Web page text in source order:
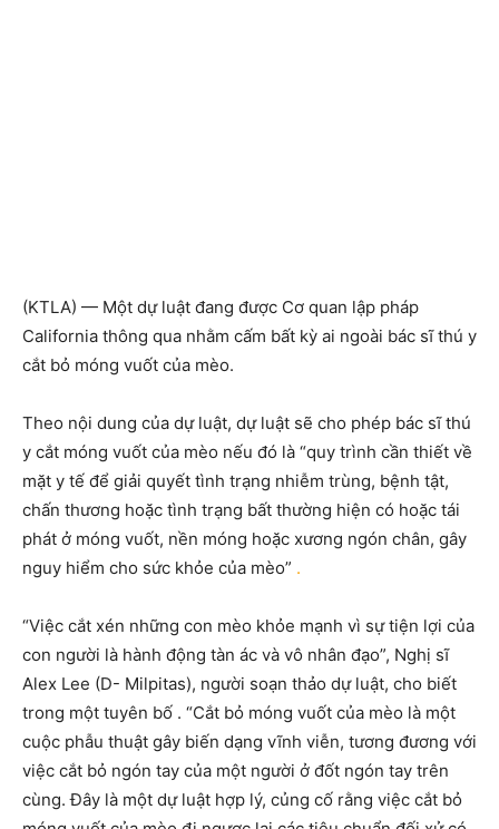
(KTLA) — Một dự luật đang được Cơ quan lập pháp
California thông qua nhằm cấm bất kỳ ai ngoài bác sĩ thú y
cắt bỏ móng vuốt của mèo.
Theo nội dung của dự luật, dự luật sẽ cho phép bác sĩ thú
y cắt móng vuốt của mèo nếu đó là “quy trình cần thiết về
mặt y tế để giải quyết tình trạng nhiễm trùng, bệnh tật,
chấn thương hoặc tình trạng bất thường hiện có hoặc tái
phát ở móng vuốt, nền móng hoặc xương ngón chân, gây
nguy hiểm cho sức khỏe của mèo” .
“Việc cắt xén những con mèo khỏe mạnh vì sự tiện lợi của
con người là hành động tàn ác và vô nhân đạo”, Nghị sĩ
Alex Lee (D- Milpitas), người soạn thảo dự luật, cho biết
trong một tuyên bố . “Cắt bỏ móng vuốt của mèo là một
cuộc phẫu thuật gây biến dạng vĩnh viễn, tương đương với
việc cắt bỏ ngón tay của một người ở đốt ngón tay trên
cùng. Đây là một dự luật hợp lý, củng cố rằng việc cắt bỏ